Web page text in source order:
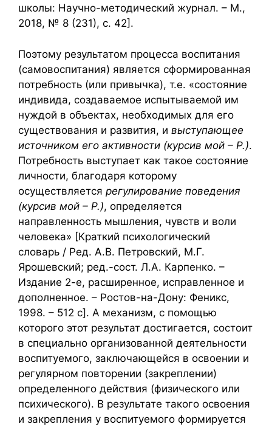
школы: Научно-методический журнал. – М.,
2018, № 8 (231), с. 42].
Поэтому результатом процесса воспитания
(самовоспитания) является сформированная
потребность (или привычка), т.е. «состояние
индивида, создаваемое испытываемой им
нуждой в объектах, необходимых для его
существования и развития, и выступающее
источником его активности (курсив мой – Р.).
Потребность выступает как такое состояние
личности, благодаря которому
осуществляется регулирование поведения
(курсив мой – Р.), определяется
направленность мышления, чувств и воли
человека» [Краткий психологический
словарь / Ред. А.В. Петровский, М.Г.
Ярошевский; ред.-сост. Л.А. Карпенко. –
Издание 2-е, расширенное, исправленное и
дополненное. – Ростов-на-Дону: Феникс,
1998. – 512 с]. А механизм, с помощью
которого этот результат достигается, состоит
в специально организованной деятельности
воспитуемого, заключающейся в освоении и
регулярном повторении (закреплении)
определенного действия (физического или
психического). В результате такого освоения
и закрепления у воспитуемого формируется